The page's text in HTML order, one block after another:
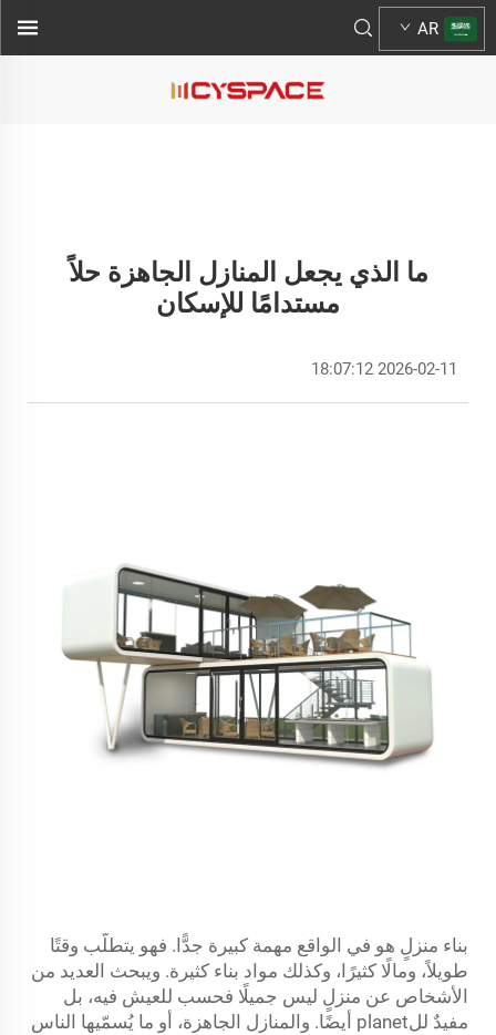
AR
ما الذي يجعل المنازل الجاهزة حلاً
مستدامًا للإسكان
2026-02-11 18:07:12
بناء منزلٍ هو في الواقع مهمة كبيرة جدًّا. فهو يتطلّب وقتًا
طويلاً، ومالًا كثيرًا، وكذلك مواد بناء كثيرة. ويبحث العديد من
الأشخاص عن منزلٍ ليس جميلًا فحسب للعيش فيه، بل
مفيدٌ للplanet أيضًا. والمنازل الجاهزة، أو ما يُسمّيها الناس